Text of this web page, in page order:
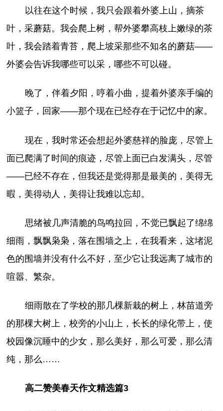
以往在这个时候，我只会跟着外婆上山，摘茶
叶，采蘑菇。我会爬上树，帮外婆攀高枝上嫩绿的茶
叶，我会踏着青苔，爬上坡采那些不知名的蘑菇——
外婆会告诉我哪些可以采，哪些不可以碰。
晚了，伴着夕阳，哼着小曲，提着外婆亲手编的
小篮子，回家——那个现在已经存在于记忆中的家。
现在，我时常还会想起外婆慈祥的脸庞，尽管上
面已爬满了时间的痕迹，尽管上面已白发满头，尽管
——已经不存在，但我还是觉得那是最美的，美得无
暇，美得动人，美得让我难以忘却。
思绪被几声清脆的鸟鸣拉回，不觉已飘起了绵绵
细雨，飘飘枭枭，落在围墙之上，在我看来，这堵泥
色的围墙并没有什么不好，至少它让我远离了城市的
喧嚣、繁杂。
细雨散在了学校的那几棵新栽的树上，林苗道旁
的那棵大树上，校旁的小山上，长长的绿化带上，使
校园像沉睡中的少女，那么美好，那么可爱，那么清
纯，那么……
高二赞美春天作文精选篇3